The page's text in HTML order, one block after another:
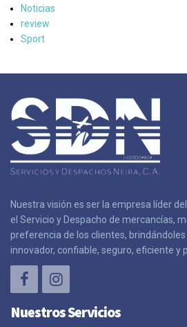
Noticias
review
Sport
Nuestra visión es ser la empresa líder
el Servicio y Despacho de mercancías,
preferencia de los clientes,
innovador, confiable, seguro, eficiente y
Nuestros Servicios